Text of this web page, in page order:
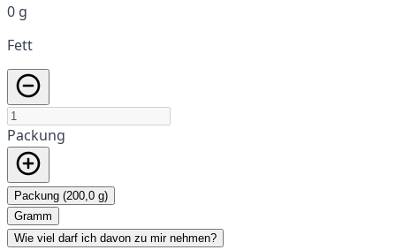
0 g
Fett
Packung
Packung (200,0 g)
Gramm
Wie viel darf ich davon zu mir nehmen?